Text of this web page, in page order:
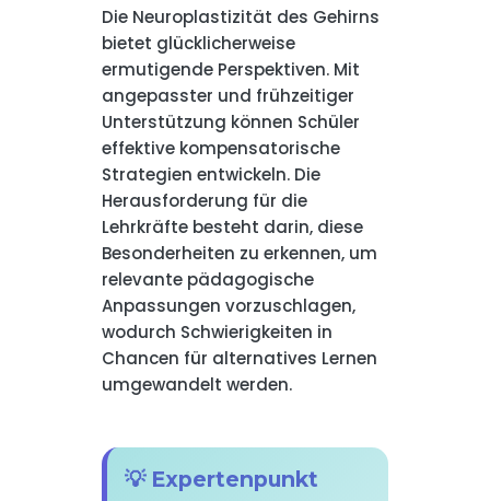
Die Neuroplastizität des Gehirns
bietet glücklicherweise
ermutigende Perspektiven. Mit
angepasster und frühzeitiger
Unterstützung können Schüler
effektive kompensatorische
Strategien entwickeln. Die
Herausforderung für die
Lehrkräfte besteht darin, diese
Besonderheiten zu erkennen, um
relevante pädagogische
Anpassungen vorzuschlagen,
wodurch Schwierigkeiten in
Chancen für alternatives Lernen
umgewandelt werden.
💡 Expertenpunkt